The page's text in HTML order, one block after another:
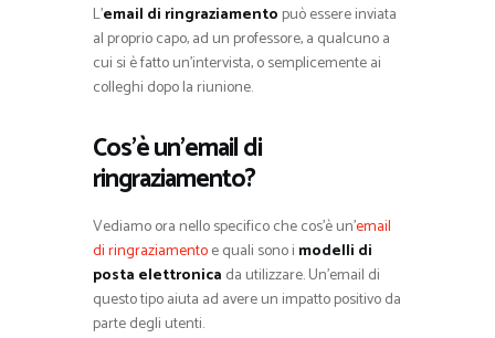
L’email di ringraziamento può essere inviata
al proprio capo, ad un professore, a qualcuno a
cui si è fatto un’intervista, o semplicemente ai
colleghi dopo la riunione.
Cos’è un’email di
ringraziamento?
Vediamo ora nello specifico che cos’è un’email
di ringraziamentoe quali sono i modelli di
posta elettronica da utilizzare. Un’email di
questo tipo aiuta ad avere un impatto positivo da
parte degli utenti.